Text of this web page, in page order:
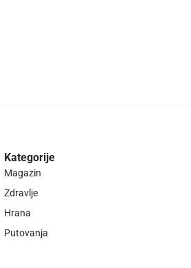
Kategorije
Magazin
Zdravlje
Hrana
Putovanja